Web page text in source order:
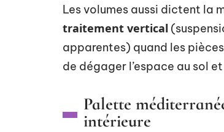
Les volumes aussi dictent la
traitement vertical
apparentes) quand les
de dégager l’espace au sol
Palette
intérieure